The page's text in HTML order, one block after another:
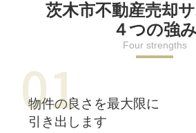
茨木市不動産売却
４つの強み
Four strengths
物件の良さを最大限に
引き出します